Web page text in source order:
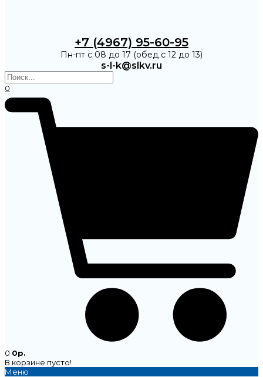
+7 (4967) 95-60-95
Пн-пт с 08 до 17 (обед с 12 до 13)
s-l-k@slkv.ru
0
0 0р.
В корзине пусто!
Меню